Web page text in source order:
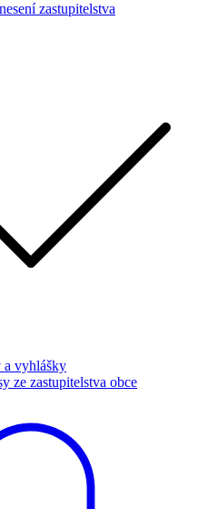
zastupitelstva
a vyhlášky
ze zastupitelstva obce